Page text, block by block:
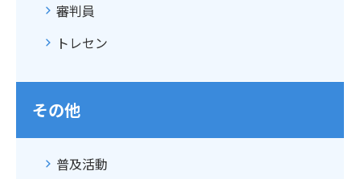
審判員
トレセン
その他
普及活動